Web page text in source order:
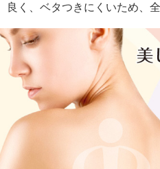
良く、ベタつきにくいため、